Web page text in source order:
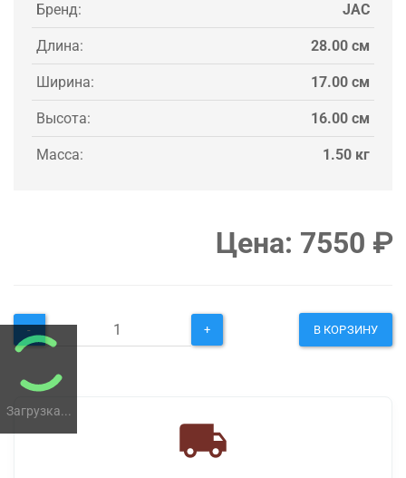
Загрузка...
Бренд: JAC
Длина: 28.00 см
Ширина: 17.00 см
Высота: 16.00 см
Масса: 1.50 кг
Цена: 7550 ₽
- + В КОРЗИНУ